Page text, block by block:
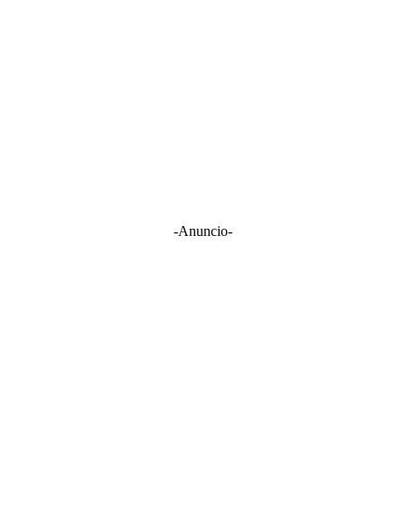
-Anuncio-